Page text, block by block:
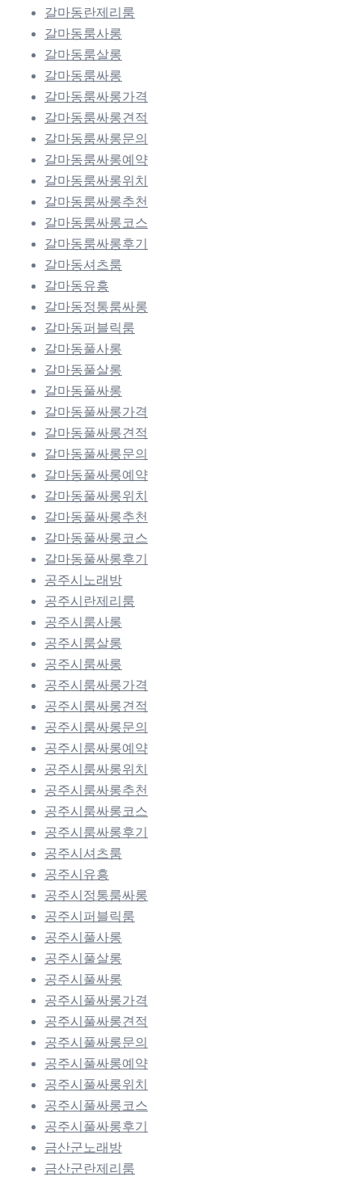
갈마동란제리룸
갈마동룸사롱
갈마동룸살롱
갈마동룸싸롱
갈마동룸싸롱가격
갈마동룸싸롱견적
갈마동룸싸롱문의
갈마동룸싸롱예약
갈마동룸싸롱위치
갈마동룸싸롱추천
갈마동룸싸롱코스
갈마동룸싸롱후기
갈마동셔츠룸
갈마동유흥
갈마동정통룸싸롱
갈마동퍼블릭룸
갈마동풀사롱
갈마동풀살롱
갈마동풀싸롱
갈마동풀싸롱가격
갈마동풀싸롱견적
갈마동풀싸롱문의
갈마동풀싸롱예약
갈마동풀싸롱위치
갈마동풀싸롱추천
갈마동풀싸롱코스
갈마동풀싸롱후기
공주시노래방
공주시란제리룸
공주시룸사롱
공주시룸살롱
공주시룸싸롱
공주시룸싸롱가격
공주시룸싸롱견적
공주시룸싸롱문의
공주시룸싸롱예약
공주시룸싸롱위치
공주시룸싸롱추천
공주시룸싸롱코스
공주시룸싸롱후기
공주시셔츠룸
공주시유흥
공주시정통룸싸롱
공주시퍼블릭룸
공주시풀사롱
공주시풀살롱
공주시풀싸롱
공주시풀싸롱가격
공주시풀싸롱견적
공주시풀싸롱문의
공주시풀싸롱예약
공주시풀싸롱위치
공주시풀싸롱코스
공주시풀싸롱후기
금산군노래방
금산군란제리룸